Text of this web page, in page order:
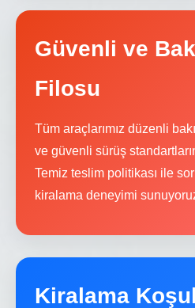
Güvenli ve
Filosu
Tüm araçlarımız düzenli
ve güvenli sürüş
Temiz teslim politikası ile
kiralama deneyimi
Kiralama